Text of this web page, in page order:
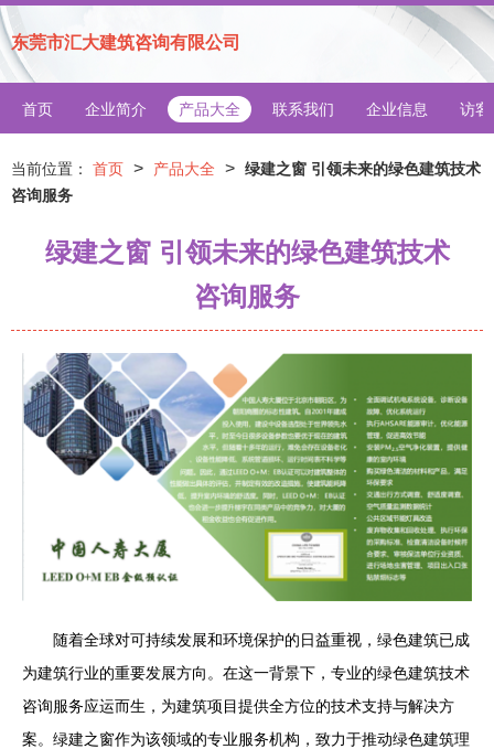
东莞市汇大建筑咨询有限公司
首页 企业简介 产品大全 联系我们 企业信息 访客
当前位置： 首页 > 产品大全 > 绿建之窗 引领未来的绿色建筑技术
咨询服务
绿建之窗 引领未来的绿色建筑技术
咨询服务
随着全球对可持续发展和环境保护的日益重视，绿色建筑已成
为建筑行业的重要发展方向。在这一背景下，专业的绿色建筑技术
咨询服务应运而生，为建筑项目提供全方位的技术支持与解决方
案。绿建之窗作为该领域的专业服务机构，致力于推动绿色建筑理